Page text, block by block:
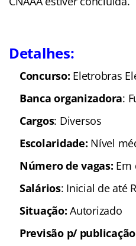
Detalhes:
Concurso: Eletrobras
Banca organizadora:
Cargos: Diversos
Escolaridade: Nível
Número de vagas: Em
Salários: Inicial de até
Situação: Autorizado
Previsão p/